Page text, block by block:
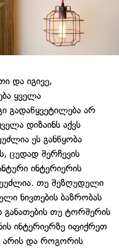
და იგივე,
ყველა
გადაწყვეტილება არ
დიზაინს აქვს
ეს განწყობა
ცუდად შერჩევის
ინტერიერის
თუ შეზღუდული
ნივთების ბაზრობას
თუ ტორშერის
ინტერიერზე იფიქრეთ
და როგორის